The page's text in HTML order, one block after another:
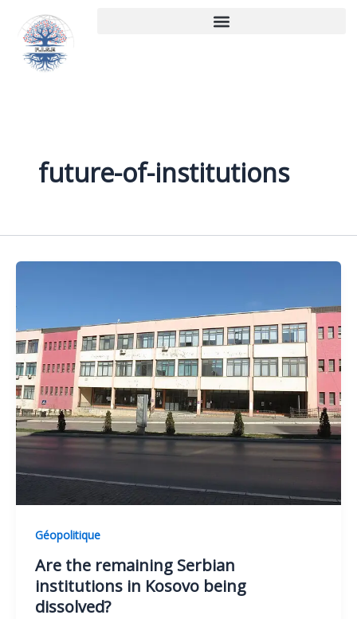
contenu
future-of-institutions
Géopolitique
Are the remaining Serbian
institutions in Kosovo being
dissolved?